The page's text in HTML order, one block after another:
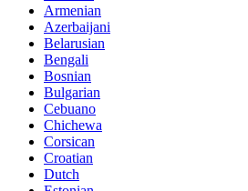
Armenian
Azerbaijani
Belarusian
Bengali
Bosnian
Bulgarian
Cebuano
Chichewa
Corsican
Croatian
Dutch